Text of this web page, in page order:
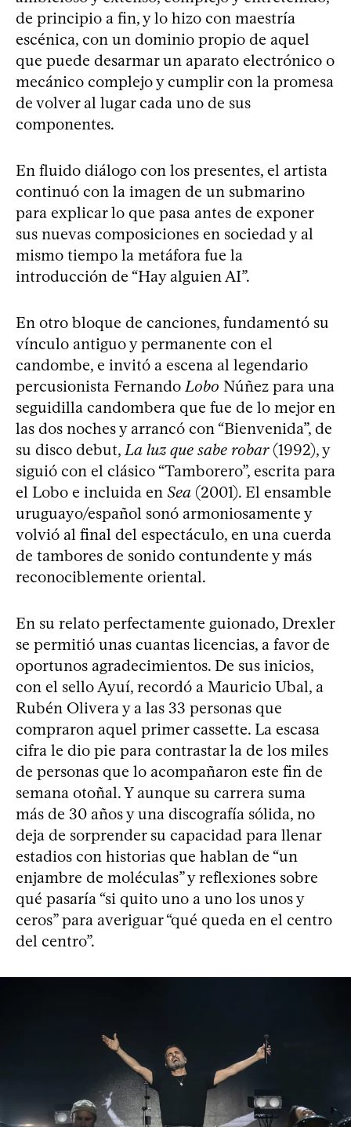
de principio a fin, y lo hizo con maestría
escénica, con un dominio propio de aquel
que puede desarmar un aparato electrónico o
mecánico complejo y cumplir con la promesa
de volver al lugar cada uno de sus
componentes.
En fluido diálogo con los presentes, el artista
continuó con la imagen de un submarino
para explicar lo que pasa antes de exponer
sus nuevas composiciones en sociedad y al
mismo tiempo la metáfora fue la
introducción de “Hay alguien AI”.
En otro bloque de canciones, fundamentó su
vínculo antiguo y permanente con el
candombe, e invitó a escena al legendario
percusionista Fernando Lobo Núñez para una
seguidilla candombera que fue de lo mejor en
las dos noches y arrancó con “Bienvenida”, de
su disco debut, La luz que sabe robar(1992), y
siguió con el clásico “Tamborero”, escrita para
el Lobo e incluida en Sea (2001). El ensamble
uruguayo/español sonó armoniosamente y
volvió al final del espectáculo, en una cuerda
de tambores de sonido contundente y más
reconociblemente oriental.
En su relato perfectamente guionado, Drexler
se permitió unas cuantas licencias, a favor de
oportunos agradecimientos. De sus inicios,
con el sello Ayuí, recordó a Mauricio Ubal, a
Rubén Olivera y a las 33 personas que
compraron aquel primer cassette. La escasa
cifra le dio pie para contrastar la de los miles
de personas que lo acompañaron este fin de
semana otoñal. Y aunque su carrera suma
más de 30 años y una discografía sólida, no
deja de sorprender su capacidad para llenar
estadios con historias que hablan de “un
enjambre de moléculas” y reflexiones sobre
qué pasaría “si quito uno a uno los unos y
ceros” para averiguar “qué queda en el centro
del centro”.